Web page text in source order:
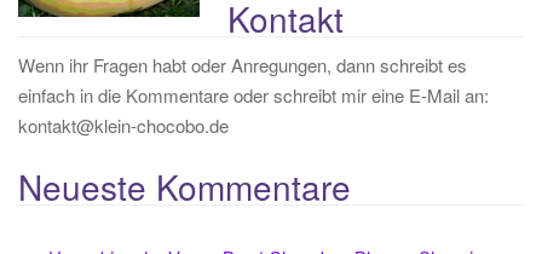
Kontakt
Wenn ihr Fragen habt oder Anregungen, dann schreibt es
einfach in die Kommentare oder schreibt mir eine E-Mail an:
kontakt@klein-chocobo.de
Neueste Kommentare